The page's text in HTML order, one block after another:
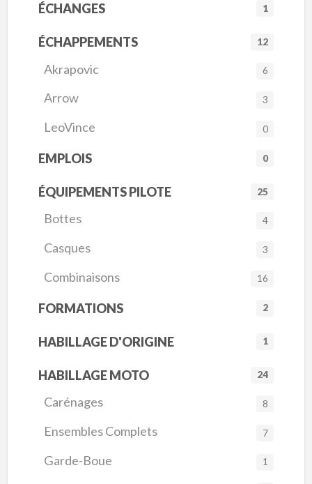
ÉCHANGES 1
ÉCHAPPEMENTS 12
Akrapovic 6
Arrow 3
LeoVince 0
EMPLOIS 0
ÉQUIPEMENTS PILOTE 25
Bottes 4
Casques 3
Combinaisons 16
FORMATIONS 2
HABILLAGE D'ORIGINE 1
HABILLAGE MOTO 24
Carénages 8
Ensembles Complets 7
Garde-Boue 1